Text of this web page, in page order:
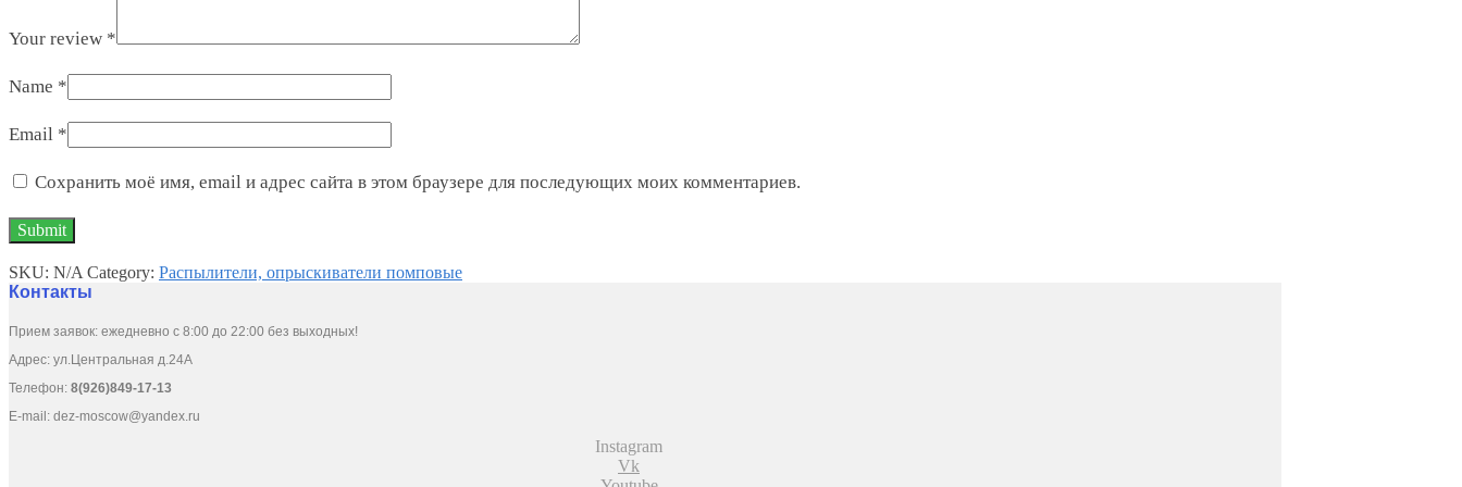
Your review *
Name *
Email *
Сохранить моё имя, email и адрес сайта в этом браузере для последующих моих комментариев.
SKU: N/A Category: Распылители, опрыскиватели помповые
Контакты
Прием заявок: ежедневно с 8:00 до 22:00 без выходных!
Адрес: ул.Центральная д.24А
Телефон: 8(926)849-17-13
E-mail: dez-moscow@yandex.ru
Instagram
Vk